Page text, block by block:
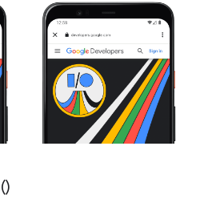
)